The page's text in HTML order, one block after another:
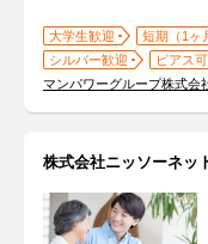
大学生歓迎 短期（1ヶ
シルバー歓迎
ピアス可
マンパワーグループ株式会
株式会社ニッソーネッ